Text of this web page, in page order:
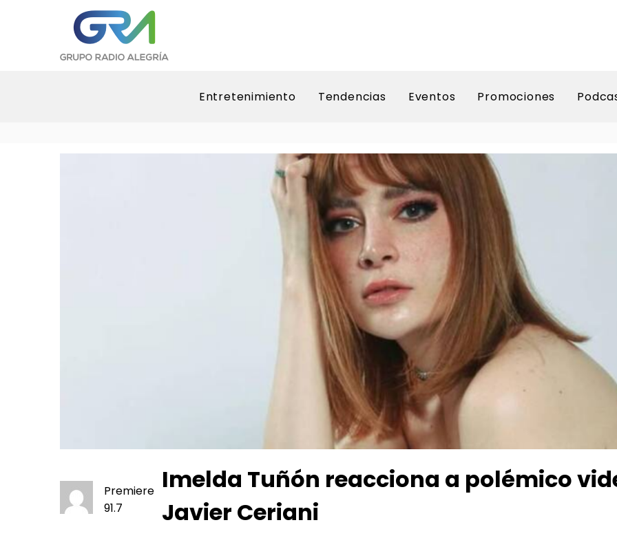
Entretenimiento Tendencias Eventos Promociones
Premiere
91.7
Imelda Tuñón reacciona a polémico
Javier Ceriani